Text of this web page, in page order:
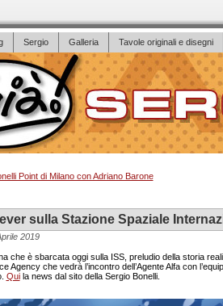
Sergio Galleria Tavole originali e disegni
Point di Milano con Adriano Barone
sulla Stazione Spaziale
2019
che è sbarcata oggi sulla ISS, preludio della storia
Agency che vedrà l’incontro dell’Agente Alfa con
Quila news dal sito della Sergio Bonelli.